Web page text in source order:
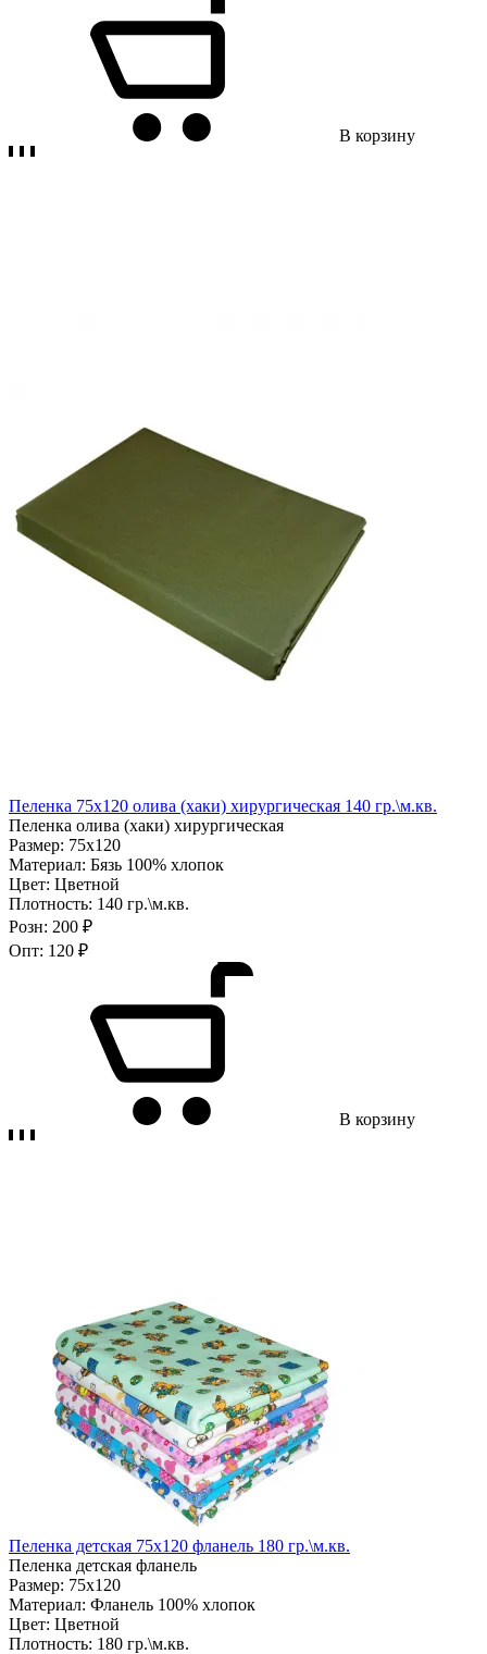
В корзину
Пеленка 75х120 олива (хаки) хирургическая 140 гр.\м.кв.
Пеленка олива (хаки) хирургическая
Размер: 75х120
Материал: Бязь 100% хлопок
Цвет: Цветной
Плотность: 140 гр.\м.кв.
Розн: 200 ₽
Опт: 120 ₽
В корзину
Пеленка детская 75х120 фланель 180 гр.\м.кв.
Пеленка детская фланель
Размер: 75х120
Материал: Фланель 100% хлопок
Цвет: Цветной
Плотность: 180 гр.\м.кв.